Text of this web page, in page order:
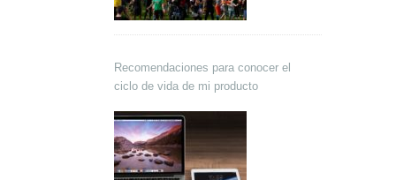
Recomendaciones para conocer el
ciclo de vida de mi producto